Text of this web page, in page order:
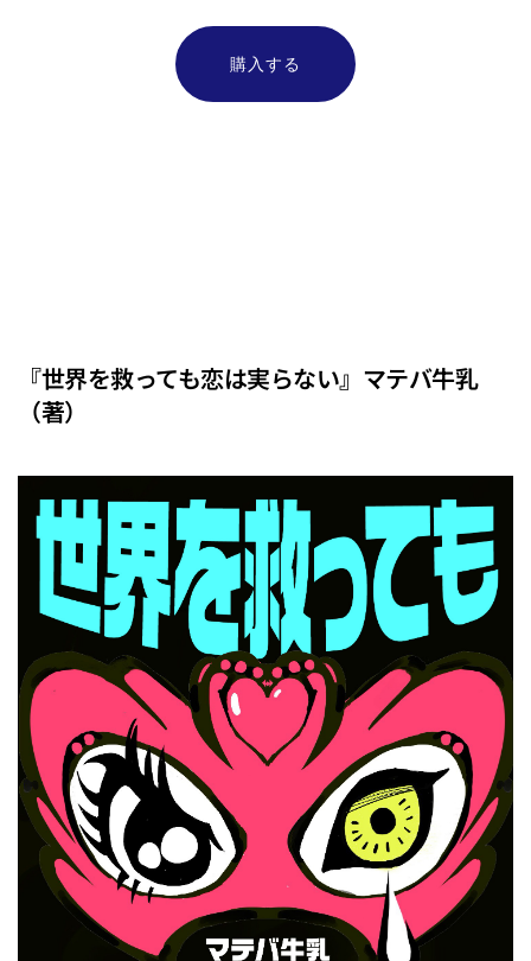
購入する
『世界を救っても恋は実らない』マテバ牛乳
（著）